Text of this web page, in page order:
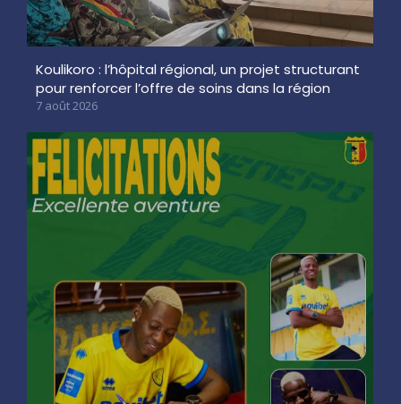
Koulikoro : l’hôpital régional, un projet structurant
pour renforcer l’offre de soins dans la région
7 août 2026